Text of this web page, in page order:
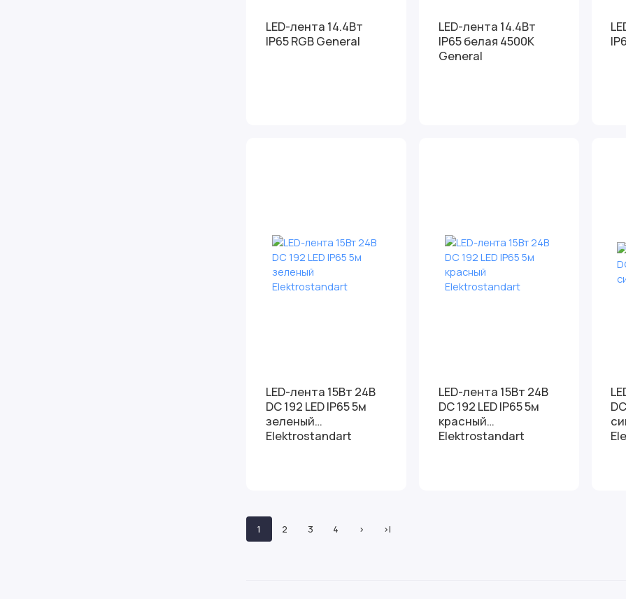
LED-лента 14.4Вт
IP65 RGB General
LED-лента 14.4Вт
IP65 белая 4500К
General
LED-лента 15Вт 24В
DC 192 LED IP65 5м
зеленый
Elektrostandart
LED-лента 15Вт 24В
DC 192 LED IP65 5м
красный
Elektrostandart
1 2 3 4 > >|